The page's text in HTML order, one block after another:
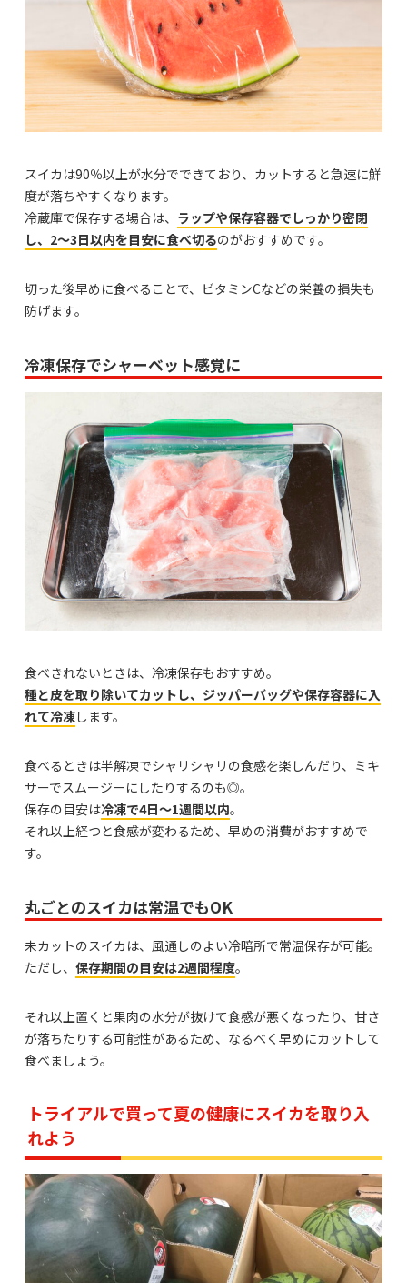
スイカは90％以上が水分でできており、カットすると急速に鮮
度が落ちやすくなります。
冷蔵庫で保存する場合は、 ラップや保存容器でしっかり密閉
し、2～3日以内を目安に食べ切るのがおすすめです。
切った後早めに食べることで、ビタミンCなどの栄養の損失も
防げます。
冷凍保存でシャーベット感覚に
食べきれないときは、冷凍保存もおすすめ。
種と皮を取り除いてカットし、ジッパーバッグや保存容器に入
れて冷凍します。
食べるときは半解凍でシャリシャリの食感を楽しんだり、ミキ
サーでスムージーにしたりするのも◎。
保存の目安は冷凍で4日～1週間以内。
それ以上経つと食感が変わるため、早めの消費がおすすめで
す。
丸ごとのスイカは常温でもOK
未カットのスイカは、風通しのよい冷暗所で常温保存が可能。
ただし、 保存期間の目安は2週間程度。
それ以上置くと果肉の水分が抜けて食感が悪くなったり、甘さ
が落ちたりする可能性があるため、なるべく早めにカットして
食べましょう。
トライアルで買って夏の健康にスイカを取り入
れよう